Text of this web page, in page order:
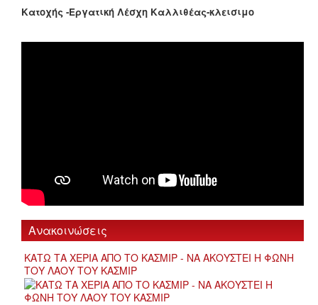
Κατοχής -Εργατική Λέσχη Καλλιθέας-κλεισιμο
Ανακοινώσεις
ΚΑΤΩ ΤΑ ΧΕΡΙΑ ΑΠΟ ΤΟ ΚΑΣΜΙΡ - ΝΑ ΑΚΟΥΣΤΕΙ Η ΦΩΝΗ
ΤΟΥ ΛΑΟΥ ΤΟΥ ΚΑΣΜΙΡ